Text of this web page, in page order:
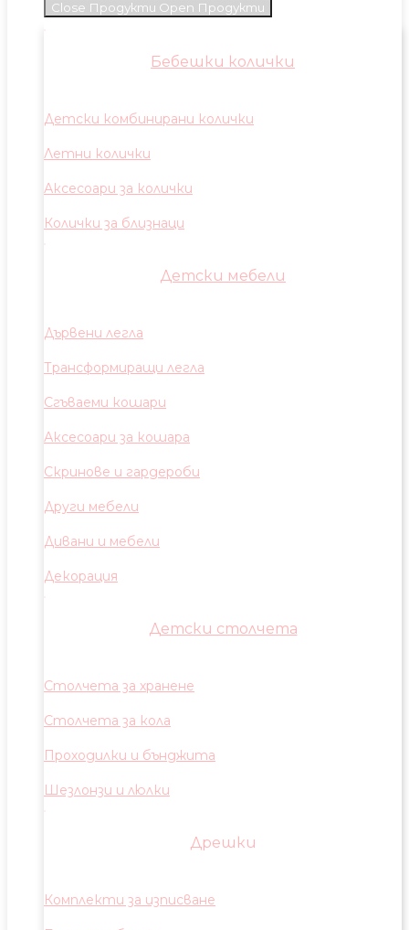
Close Продукти Open Продукти
Бебешки колички
Детски комбинирани колички
Летни колички
Аксесоари за колички
Колички за близнаци
Детски мебели
Дървени легла
Трансформиращи легла
Сгъваеми кошари
Аксесоари за кошара
Скринове и гардероби
Други мебели
Дивани и мебели
Декорация
Детски столчета
Столчета за хранене
Столчета за кола
Проходилки и бънджита
Шезлонзи и люлки
Дрешки
Комплекти за изписване